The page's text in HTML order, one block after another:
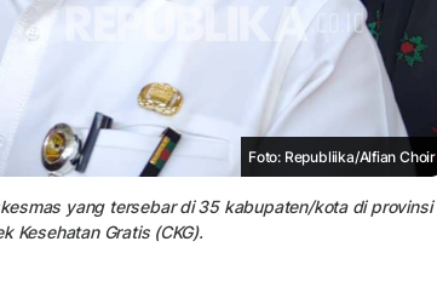
Foto: Republiika/Alfian Choir
yang tersebar di 35 kabupaten/kota di provinsi
Kesehatan Gratis (CKG).